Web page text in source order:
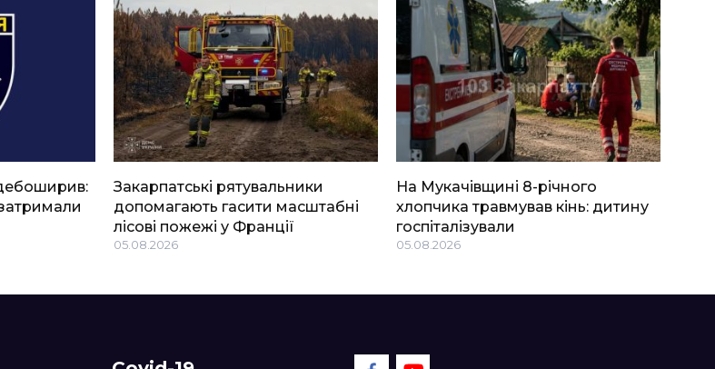
Закарпатські рятувальники
допомагають гасити масштабні
лісові пожежі у Франції
05.08.2026
На Мукачівщині 8-річного
хлопчика травмував кінь: дитину
госпіталізували
05.08.2026